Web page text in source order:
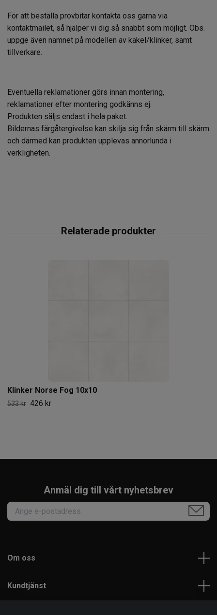
För att beställa provbitar kontakta oss gärna via
kontaktmailet, så hjälper vi dig så snabbt som möjligt. Obs.
uppge även namnet på modellen av kakel/klinker, samt
tillverkare.
Eventuella reklamationer görs innan montering,
reklamationer efter montering godkänns ej.
Produkten säljs endast i hela paket.
Bildernas färgåtergivelse kan skilja sig från skärm till skärm
och därmed kan produkten upplevas annorlunda i
verkligheten.
Klinker Norse Fog 10x10
533 kr 426 kr
Anmäl dig till vårt nyhetsbrev
Om oss
Kundtjänst